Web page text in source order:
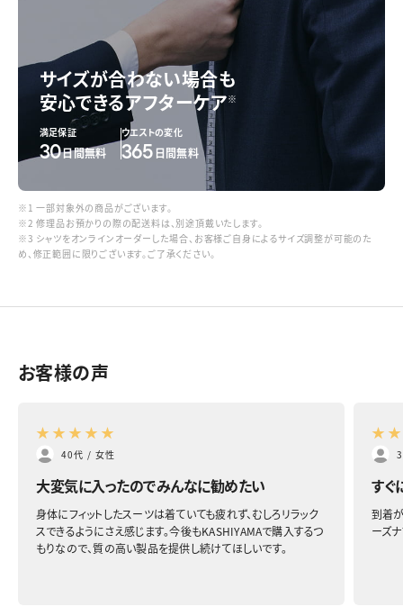
サイズが合わない場合も
安心できるアフターケア※
満足保証
30日間無料
ウエストの変化
365 日間無料
※1 一部対象外の商品がございます。
※2 修理品お預かりの際の配送料は、別途頂戴いたします。
※3 シャツをオンラインオーダーした場合、お客様ご自身によるサイズ調整が可能のた
め、修正範囲に限りございます。ご了承ください。
お客様の声
★ ★ ★ ★ ★
40代 / 女性
大変気に入ったのでみんなに勧めたい
身体にフィットしたスーツは着ていても疲れず、むしろリラック
スできるようにさえ感じます。今後もKASHIYAMAで購入するつ
もりなので、質の高い製品を提供し続けてほしいです。
★ ★
すぐ
到着
ーズ